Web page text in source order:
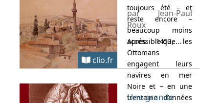
toujours été – et
reste encore –
beaucoup moins
accessible que...
clio.fr
par Jean-Paul
Roux
Après 1453, les
Ottomans
engagent leurs
navires en mer
Noire et – en une
trentaine d’années
Une grande